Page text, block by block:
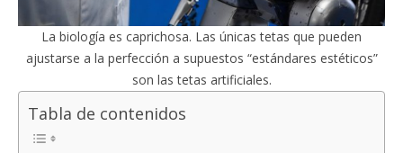
La biología es caprichosa. Las únicas tetas que pueden
ajustarse a la perfección a supuestos “estándares estéticos”
son las tetas artificiales.
Tabla de contenidos